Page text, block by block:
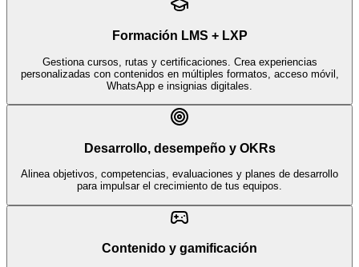
Formación LMS + LXP
Gestiona cursos, rutas y certificaciones. Crea experiencias
personalizadas con contenidos en múltiples formatos, acceso móvil,
WhatsApp e insignias digitales.
Desarrollo, desempeño y OKRs
Alinea objetivos, competencias, evaluaciones y planes de desarrollo
para impulsar el crecimiento de tus equipos.
Contenido y gamificación